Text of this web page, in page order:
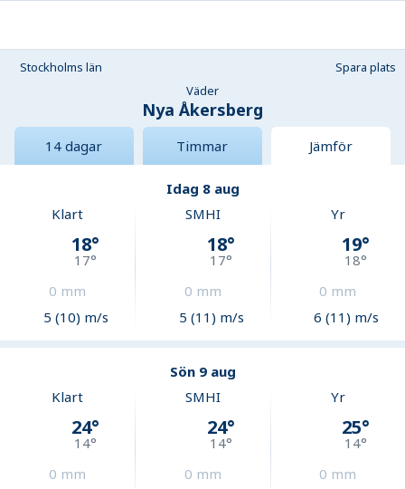
Stockholms län
Spara plats
Väder
Nya Åkersberg
14 dagar Timmar Jämför
Idag 8 aug
Klart
18°
17°
0 mm
5 (10) m/s
SMHI
18°
17°
0 mm
5 (11) m/s
Yr
19°
18°
0 mm
6 (11) m/s
Sön 9 aug
Klart
24°
14°
0 mm
SMHI
24°
14°
0 mm
Yr
25°
14°
0 mm